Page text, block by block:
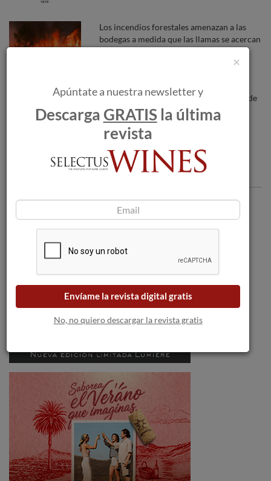
Los incendios forestales amenazan a las
bodegas a medida que las llamas se acercan
Alimentaria contará con Selectus Wines
como una de las revistas colaboradoras de
Intervin
Comentarios
×
Apúntate a nuestra newsletter y
DescargaGRATIS la última
revista
Envíame la revista digital gratis
No, no quiero descargar la revista gratis